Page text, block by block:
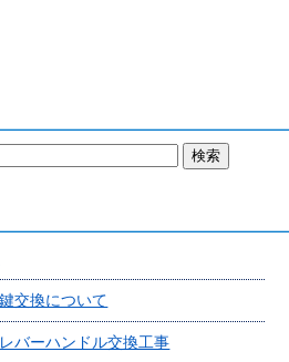
交換について
バーハンドル交換工事